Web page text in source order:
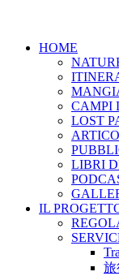
HOME
CAMPI
LOST
LIBRI
IL
旅